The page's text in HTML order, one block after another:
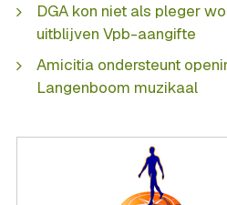
DGA kon niet als pleger
uitblijven Vpb-aangifte
Amicitia ondersteunt
Langenboom muzikaal